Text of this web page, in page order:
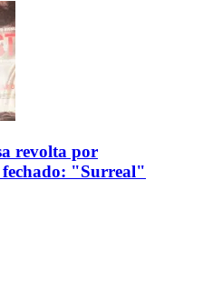
revolta por
fechado: "Surreal"